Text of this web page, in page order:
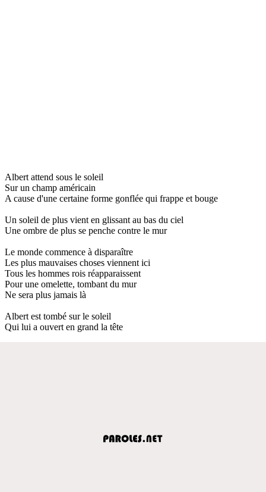
Albert attend sous le soleil
Sur un champ américain
A cause d'une certaine forme gonflée qui frappe et bouge
Un soleil de plus vient en glissant au bas du ciel
Une ombre de plus se penche contre le mur
Le monde commence à disparaître
Les plus mauvaises choses viennent ici
Tous les hommes rois réapparaissent
Pour une omelette, tombant du mur
Ne sera plus jamais là
Albert est tombé sur le soleil
Qui lui a ouvert en grand la tête